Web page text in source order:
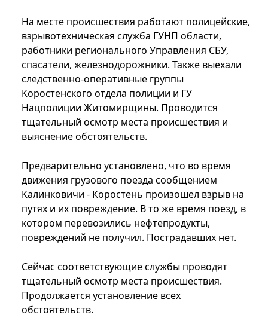
На месте происшествия работают полицейские,
взрывотехническая служба ГУНП области,
работники регионального Управления СБУ,
спасатели, железнодорожники. Также выехали
следственно-оперативные группы
Коростенского отдела полиции и ГУ
Нацполиции Житомирщины. Проводится
тщательный осмотр места происшествия и
выяснение обстоятельств.
Предварительно установлено, что во время
движения грузового поезда сообщением
Калинковичи - Коростень произошел взрыв на
путях и их повреждение. В то же время поезд, в
котором перевозились нефтепродукты,
повреждений не получил. Пострадавших нет.
Сейчас соответствующие службы проводят
тщательный осмотр места происшествия.
Продолжается установление всех
обстоятельств.